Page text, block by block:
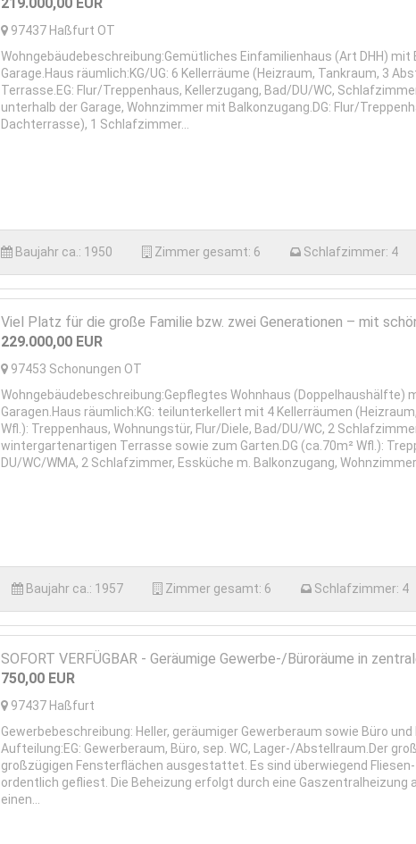
97437 Haßfurt OT
Wohngebäudebeschreibung:Gemütliches Einfamilienhaus (Art DHH)
Garage.Haus räumlich:KG/UG: 6 Kellerräume (Heizraum, Tankraum, 3
Terrasse.EG: Flur/Treppenhaus, Kellerzugang, Bad/DU/WC,
unterhalb der Garage, Wohnzimmer mit Balkonzugang.DG: Flur/
Dachterrasse), 1 Schlafzimmer...
Baujahr ca.: 1950 Zimmer gesamt: 6 Schlafzimmer: 4
Viel Platz für die große Familie bzw. zwei Generationen – mit
229.000,00 EUR
97453 Schonungen OT
Wohngebäudebeschreibung:Gepflegtes Wohnhaus (Doppelhaushälfte)
Garagen.Haus räumlich:KG: teilunterkellert mit 4 Kellerräumen
Wfl.): Treppenhaus, Wohnungstür, Flur/Diele, Bad/DU/WC, 2
wintergartenartigen Terrasse sowie zum Garten.DG (ca.70m² Wfl.):
DU/WC/WMA, 2 Schlafzimmer, Essküche m. Balkonzugang,
Baujahr ca.: 1957 Zimmer gesamt: 6 Schlafzimmer: 4
SOFORT VERFÜGBAR - Geräumige Gewerbe-/Büroräume in
750,00 EUR
97437 Haßfurt
Gewerbebeschreibung: Heller, geräumiger Gewerberaum sowie Büro
Aufteilung:EG: Gewerberaum, Büro, sep. WC, Lager-/Abstellraum.Der
großzügigen Fensterflächen ausgestattet. Es sind überwiegend
ordentlich gefliest. Die Beheizung erfolgt durch eine Gaszentralheizung
einen...